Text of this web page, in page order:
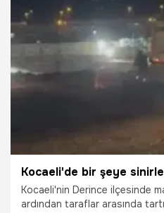
31.12.2025 Kocaeli
Kocaeli'nin Derince ilçesinde
ardından taraflar arasında